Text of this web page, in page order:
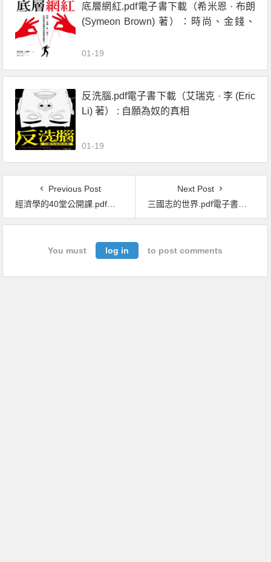
底層網紅.pdf電子書下載（希米恩 · 布朗
(Symeon Brown) 著）：時尚、金錢、
騙局！
01-19
反洗腦.pdf電子書下載（艾瑞克 · 李 (Eric
Li) 著） : 自願為奴的真相
01-19
Previous Post
經濟學的40堂公開課.pdf電子書下載（奈爾 · 傑斯坦尼 (Niall Kishtainy) 著）：倫敦政經學院教授，生動剖析經濟學家如何思考，讓經濟學成為改變世界的力量
Next Post
三國志的世界.pdf電子書下載（金文京 著）：東漢與三國時代
You must log in to post comments